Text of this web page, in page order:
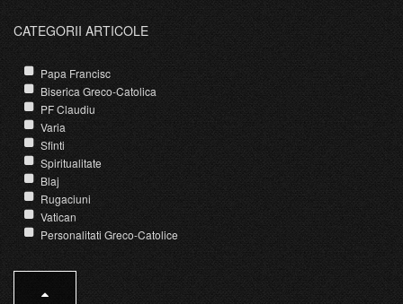
CATEGORII ARTICOLE
Papa Francisc
Biserica Greco-Catolica
PF Claudiu
Varia
Sfinti
Spiritualitate
Blaj
Rugaciuni
Vatican
Personalitati Greco-Catolice